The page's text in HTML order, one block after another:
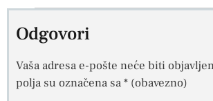
Odgovori
Vaša adresa e-pošte neće biti
polja su označena sa* (obavezno)